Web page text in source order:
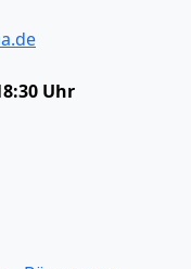
Uhr